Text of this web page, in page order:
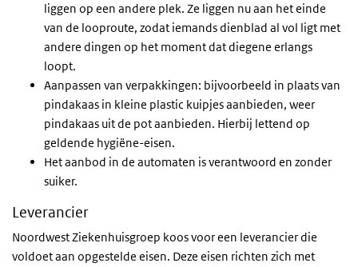
liggen op een andere plek. Ze liggen nu aan het einde
van de looproute, zodat iemands dienblad al vol ligt met
andere dingen op het moment dat diegene erlangs
loopt.
Aanpassen van verpakkingen: bijvoorbeeld in plaats van
pindakaas in kleine plastic kuipjes aanbieden, weer
pindakaas uit de pot aanbieden. Hierbij lettend op
geldende hygiëne-eisen.
Het aanbod in de automaten is verantwoord en zonder
suiker.
Leverancier
Noordwest Ziekenhuisgroep koos voor een leverancier die
voldoet aan opgestelde eisen. Deze eisen richten zich met